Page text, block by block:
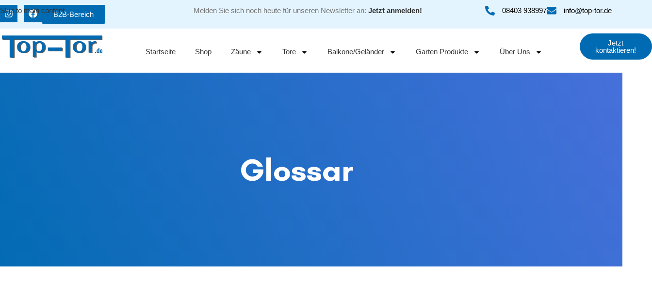
Skip to main contentB2B-Bereich Melden Sie sich noch heute für unseren Newsletter an: Jetzt anmelden! 08403 938997 info@top-tor.de
Startseite Shop Zäune Tore Balkone/Geländer Garten Produkte Über Uns
Jetzt
kontaktieren!
Glossar